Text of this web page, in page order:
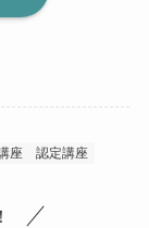
座 認定講座